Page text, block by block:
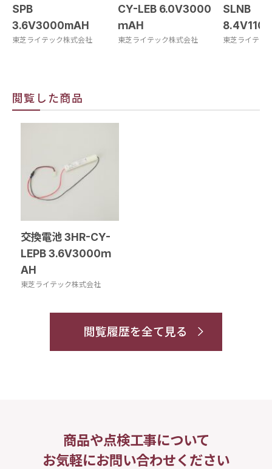
SPB
3.6V3000mAH
東芝ライテック株式会社
CY-LEB 6.0V3000
ｍAH
東芝ライテック株式会社
SLNB
東芝ライテッ
閲覧した商品
交換電池 3HR-CY-
LEPB 3.6V3000ｍ
AH
東芝ライテック株式会社
閲覧履歴を全て見る
商品や点検工事について
お気軽にお問い合わせください